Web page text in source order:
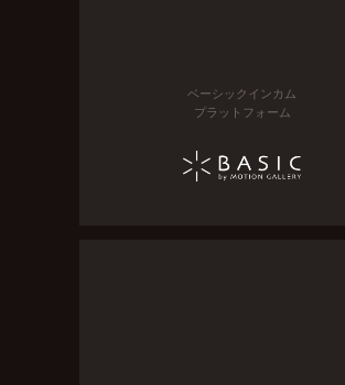
ベーシックインカム
プラットフォーム